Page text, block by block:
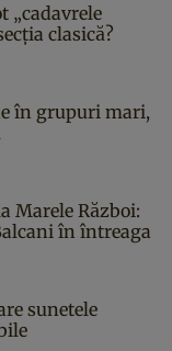
„cadavrele
clasică?
în grupuri mari,
Marele Război:
în întreaga
sunetele